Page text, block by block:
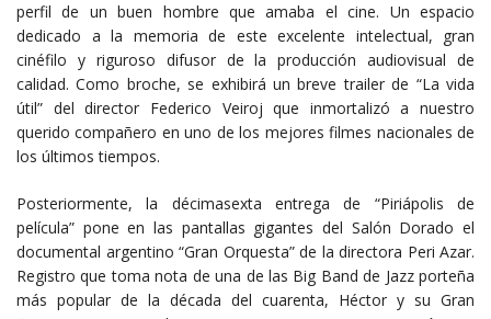
perfil de un buen hombre que amaba el cine. Un espacio
dedicado a la memoria de este excelente intelectual, gran
cinéfilo y riguroso difusor de la producción audiovisual de
calidad. Como broche, se exhibirá un breve trailer de “La vida
útil” del director Federico Veiroj que inmortalizó a nuestro
querido compañero en uno de los mejores filmes nacionales de
los últimos tiempos.
Posteriormente, la décimasexta entrega de “Piriápolis de
película” pone en las pantallas gigantes del Salón Dorado el
documental argentino “Gran Orquesta” de la directora Peri Azar.
Registro que toma nota de una de las Big Band de Jazz porteña
más popular de la década del cuarenta, Héctor y su Gran